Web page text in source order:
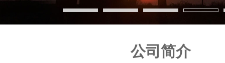
公司简介